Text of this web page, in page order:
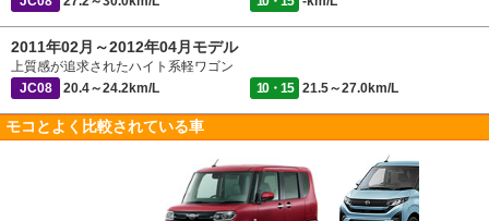
2011年02月～2012年04月モデル
上質感が追求されたハイト系軽ワゴン
JC08
20.4～24.2km/L 10・15 21.5～27.0km/L
モコとよく比較されている車